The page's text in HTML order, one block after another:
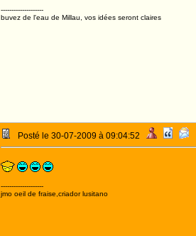
--------------------
buvez de l'eau de Millau, vos idées seront claires
Posté le 30-07-2009 à 09:04:52
--------------------
jmo oeil de fraise,criador lusitano